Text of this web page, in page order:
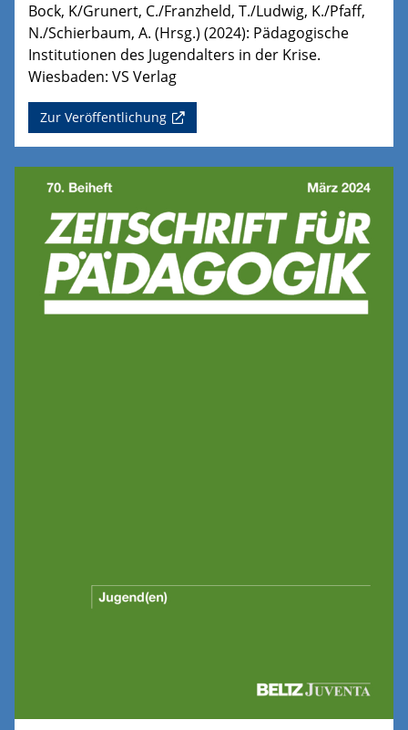
Bock, K/Grunert, C./Franzheld, T./Ludwig, K./Pfaff,
N./Schierbaum, A. (Hrsg.) (2024): Pädagogische
Institutionen des Jugendalters in der Krise.
Wiesbaden: VS Verlag
Zur Veröffentlichung